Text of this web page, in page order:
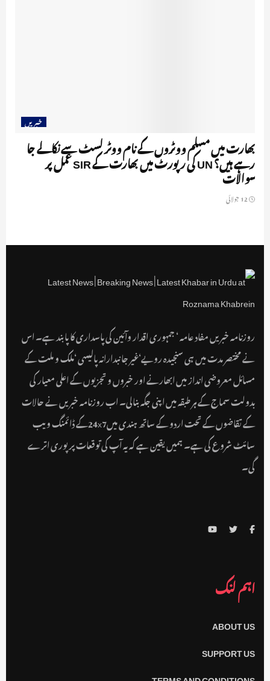
خبریں
بھارت میں مسلم ووٹروں کے نام ووٹر لسٹ سے نکالے جا
رہے ہیں؟ UN کی رپورٹ میں بھارت کے SIR عمل پر
سوالات
روزنامہ خبریں مفاد عامہ ‘ جمہوری اقدار وآئین کی پاسداری کا پابند ہے۔ اس
نے مختصر مدت میں ہی سنجیدہ رویے‘غیر جانبدارانہ پالیسی ‘ملک و ملت کے
مسائل معروضی انداز میں ابھارنے اور خبروں و تجزیوں کے اعلی معیار کی
بدولت سماج کے ہر طبقہ میں اپنی جگہ بنالی۔ اب روزنامہ خبریں نے حالات
کے تقاضوں کے تحت اردو کے ساتھ ہندی میں24x7کے ڈائمنگ ویب
سائٹ شروع کی ہے۔ ہمیں یقین ہے کہ یہ آپ کی توقعات پر پوری اترے
گی۔
اہم لنک
ABOUT US
SUPPORT US